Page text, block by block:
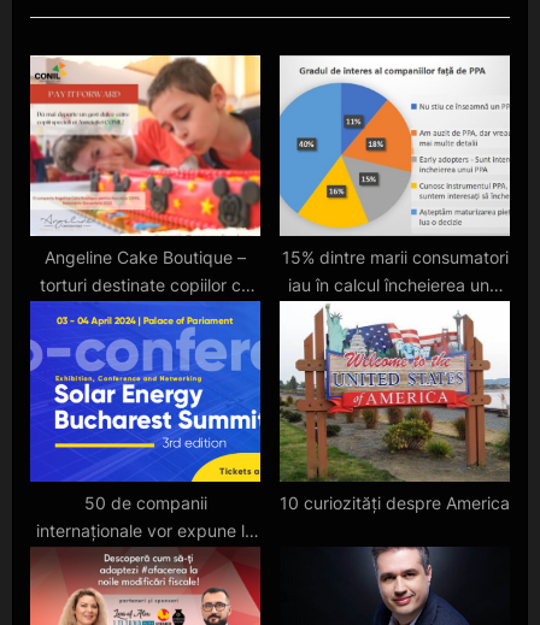
u
s
P
o
s
t
:
P
o
s
t
:
Angeline Cake Boutique –
torturi destinate copiilor cu
dizabilități
15% dintre marii consumatori
iau în calcul încheierea unui
contract de tip Power
Purchase Agreement în
următorii 3 ani
50 de companii
internaționale vor expune la
Solar Energy Bucharest
Summit ediția a III- a
10 curiozități despre America